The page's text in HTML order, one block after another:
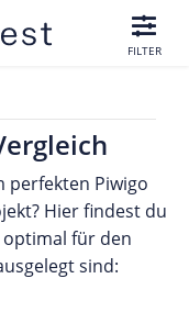
FILTER
perfekten Piwigo
Hier findest du
optimal für den
sind: